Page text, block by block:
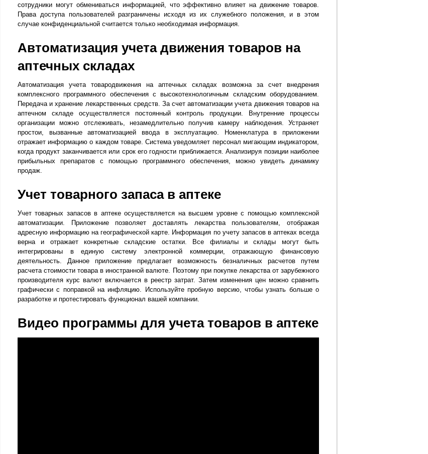
сотрудники могут обмениваться информацией, что эффективно влияет на движение товаров.
Права доступа пользователей разграничены исходя из их служебного положения, и в этом
случае конфиденциальной считается только необходимая информация.
Автоматизация учета движения товаров на
аптечных складах
Автоматизация учета товародвижения на аптечных складах возможна за счет внедрения
комплексного программного обеспечения с высокотехнологичным складским оборудованием.
Передача и хранение лекарственных средств. За счет автоматизации учета движения товаров на
аптечном складе осуществляется постоянный контроль продукции. Внутренние процессы
организации можно отслеживать, незамедлительно получив камеру наблюдения. Устраняет
простои, вызванные автоматизацией ввода в эксплуатацию. Номенклатура в приложении
отражает информацию о каждом товаре. Система уведомляет персонал мигающим индикатором,
когда продукт заканчивается или срок его годности приближается. Анализируя позиции наиболее
прибыльных препаратов с помощью программного обеспечения, можно увидеть динамику
продаж.
Учет товарного запаса в аптеке
Учет товарных запасов в аптеке осуществляется на высшем уровне с помощью комплексной
автоматизации. Приложение позволяет доставлять лекарства пользователям, отображая
адресную информацию на географической карте. Информация по учету запасов в аптеках всегда
верна и отражает конкретные складские остатки. Все филиалы и склады могут быть
интегрированы в единую систему электронной коммерции, отражающую финансовую
деятельность. Данное приложение предлагает возможность безналичных расчетов путем
расчета стоимости товара в иностранной валюте. Поэтому при покупке лекарства от зарубежного
производителя курс валют включается в реестр затрат. Затем изменения цен можно сравнить
графически с поправкой на инфляцию. Используйте пробную версию, чтобы узнать больше о
разработке и протестировать функционал вашей компании.
Видео программы для учета товаров в аптеке